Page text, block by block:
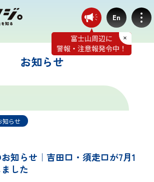
En
気象
ルート
ート
お知らせ
知らせ
知らせ｜吉田口・須走口が7月1
した